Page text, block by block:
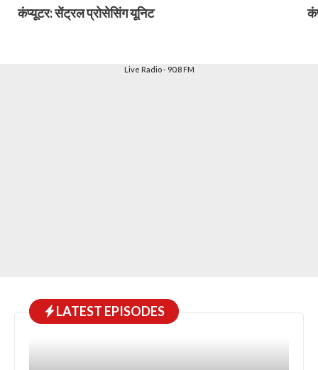
कंप्यूटर: सेंट्रल प्रोसेसिंग यूनिट
Live Radio - 90.8 FM
LATEST EPISODES